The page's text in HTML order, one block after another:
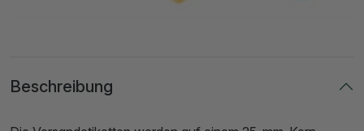
Beschreibung